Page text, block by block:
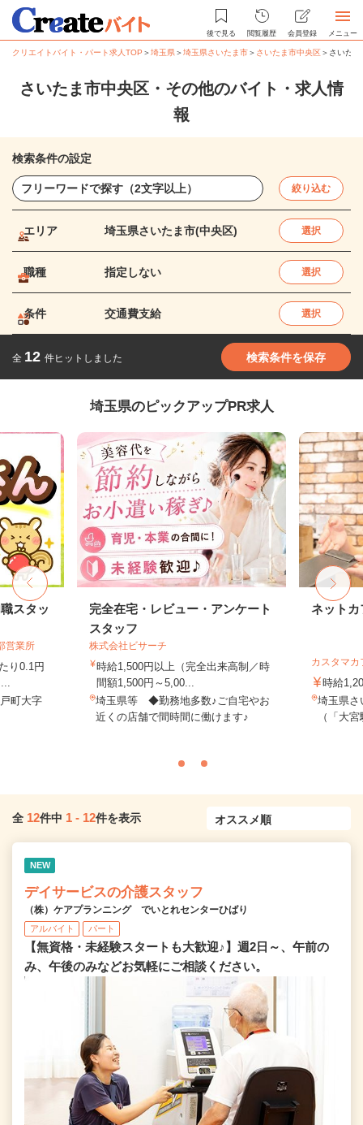
後で見る 閲覧履歴 会員登録 メニュー
クリエイトバイト・パート求人TOP ＞埼玉県＞埼玉県さいたま市＞ さいたま市中央区＞ さいた
さいたま市中央区・その他のバイト・求人情
報
検索条件の設定
絞り込む
エリア 埼玉県さいたま市(中央区) 選択
職種 指定しない 選択
条件 交通費支給 選択
全 12 件ヒットしました 検索条件を保存
埼玉県のピックアップPR求人
スタッ
営業所
り0.1円
町大字
完全在宅・レビュー・アンケート
スタッフ
株式会社ビサーチ
時給1,500円以上（完全出来高制／時
間額1,500円～5,00...
埼玉県等 ◆勤務地多数♪ご自宅やお
近くの店舗で間時間に働けます♪
ネットカ
カスタマ
時給
埼玉県さ
（「大
全 12件中 1 - 12件を表示
NEW
デイサービスの介護スタッフ
（株）ケアプランニング でいとれセンターひばり
アルバイト パート
【無資格・未経験スタートも大歓迎♪】週2日～、午前の
み、午後のみなどお気軽にご相談ください。